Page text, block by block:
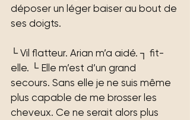
déposer un léger baiser au bout de
ses doigts.
└ Vil flatteur. Arian m’a aidé. ┐ fit-
elle. └ Elle m’est d’un grand
secours. Sans elle je ne suis même
plus capable de me brosser les
cheveux. Ce ne serait alors plus